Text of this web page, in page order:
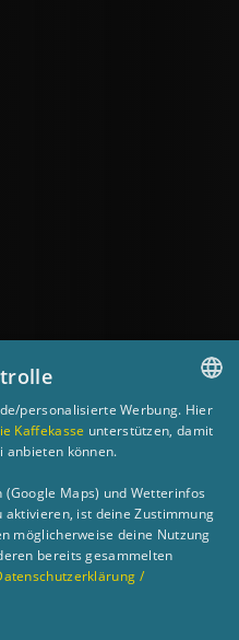
GERMAN
personalisierte Werbung. Hier
Kaffekasse unterstützen, damit
anbieten können.
(Google Maps) und Wetterinfos
ist deine Zustimmung
möglicherweise deine Nutzung
bereits gesammelten
/